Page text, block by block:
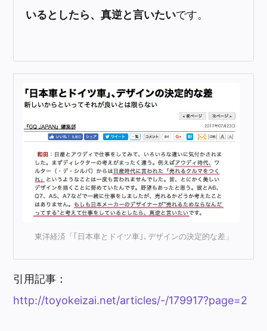
いるとしたら、真逆と言いたいです。
東洋経済「｢日本車とドイツ車｣､デザインの決定的な差」
引用記事：
http://toyokeizai.net/articles/-/179917?page=2